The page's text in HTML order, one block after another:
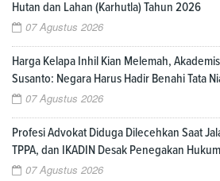
Hutan dan Lahan (Karhutla) Tahun 2026
07 Agustus 2026
Harga Kelapa Inhil Kian Melemah,
Susanto: Negara Harus Hadir Benahi Tata
07 Agustus 2026
Profesi Advokat Diduga Dilecehkan Saat
TPPA, dan IKADIN Desak Penegakan
07 Agustus 2026